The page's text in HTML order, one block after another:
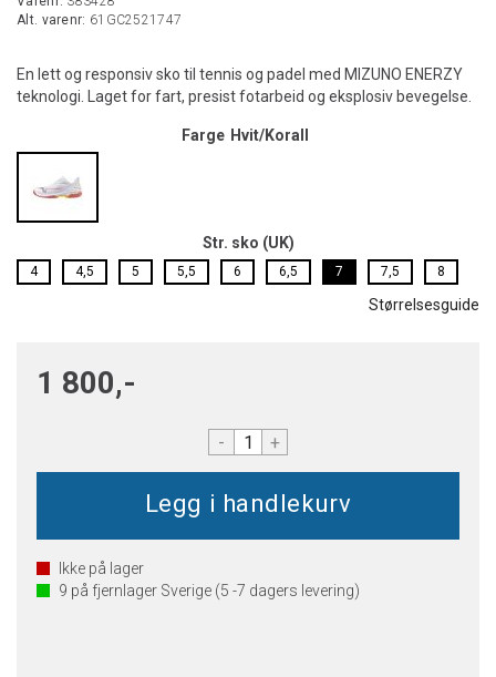
Alt. varenr: 61GC2521747
En lett og responsiv sko til tennis og padel med MIZUNO ENERZY
teknologi. Laget for fart, presist fotarbeid og eksplosiv bevegelse.
Farge Hvit/Korall
Str. sko (UK)
4 4,5 5 5,5 6 6,5 7 7,5 8
Størrelsesguide
1 800,-
- +
Ikke på lager
9 på fjernlager Sverige (5 -7 dagers levering)